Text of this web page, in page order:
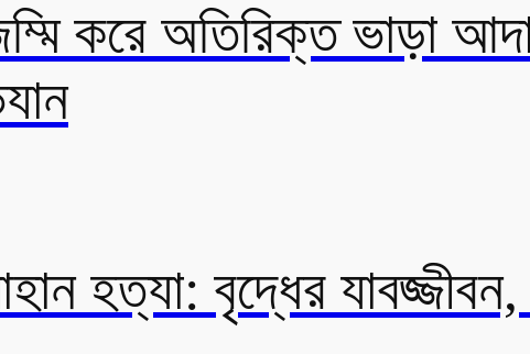
করে অতিরিক্ত ভাড়া
হত্যা: বৃদ্ধের